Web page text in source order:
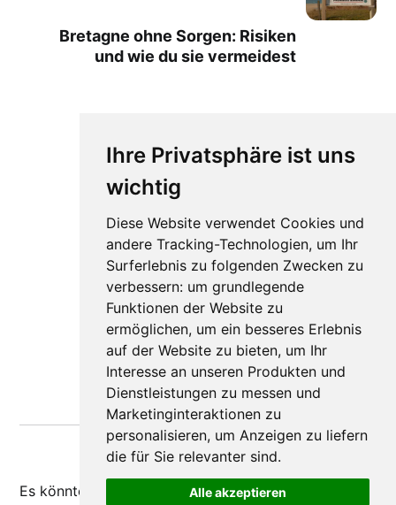
Ihre Privatsphäre ist uns
wichtig
Diese Website verwendet Cookies und
andere Tracking-Technologien, um Ihr
Surferlebnis zu folgenden Zwecken zu
verbessern: um grundlegende
Funktionen der Website zu
ermöglichen, um ein besseres Erlebnis
auf der Website zu bieten, um Ihr
Interesse an unseren Produkten und
Dienstleistungen zu messen und
Marketinginteraktionen zu
personalisieren, um Anzeigen zu liefern
die für Sie relevanter sind.
Alle akzeptieren
Bretagne ohne Sorgen: Risiken
und wie du sie vermeidest
Es könnte dir auch gefallen